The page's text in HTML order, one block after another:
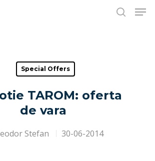
to search or ESC to close
Special Offers
TAROM: oferta
de vara
Stefan 30-06-2014